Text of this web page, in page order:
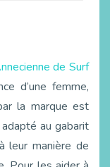
de Surf
d’une femme,
la marque est
au gabarit
leur manière de